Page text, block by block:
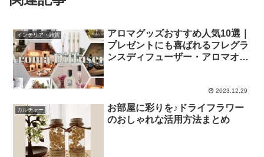
インテリア・雑貨
アロマグッズおすすめ人気10選｜
プレゼントにも喜ばれるフレグラ
ンスディフューザー・アロマオイ
2023.12.29
カルチャー
お部屋に彩りを♪ドライフラワー
のおしゃれな活用方法まとめ